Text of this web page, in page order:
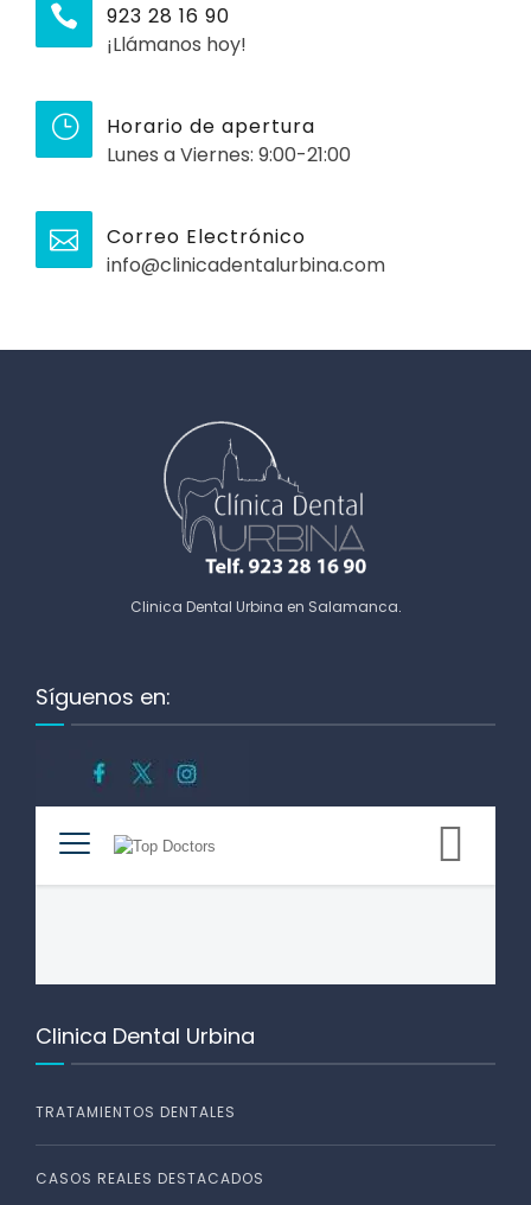
923 28 16 90
¡Llámanos hoy!
Horario de apertura
Lunes a Viernes: 9:00-21:00
Correo Electrónico
info@clinicadentalurbina.com
Clinica Dental Urbina en Salamanca.
Síguenos en:
Clinica Dental Urbina
TRATAMIENTOS DENTALES
CASOS REALES DESTACADOS